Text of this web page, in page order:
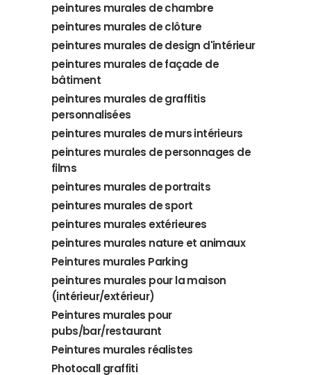
peintures murales de chambre
peintures murales de clôture
peintures murales de design d'intérieur
peintures murales de façade de
bâtiment
peintures murales de graffitis
personnalisées
peintures murales de murs intérieurs
peintures murales de personnages de
films
peintures murales de portraits
peintures murales de sport
peintures murales extérieures
peintures murales nature et animaux
Peintures murales Parking
peintures murales pour la maison
(intérieur/extérieur)
Peintures murales pour
pubs/bar/restaurant
Peintures murales réalistes
Photocall graffiti